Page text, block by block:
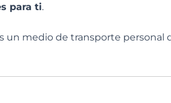
para ti.
un medio de transporte